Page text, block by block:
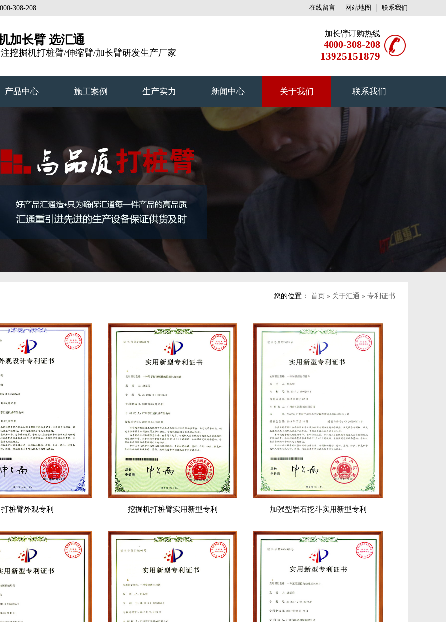
308-208 在线留言 网站地图 联系我们
加长臂 选汇通
挖掘机打桩臂/伸缩臂/加长臂研发生产厂家
加长臂订购热线
4000-308-208
13925151879
产品中心 施工案例 生产实力 新闻中心 关于我们 联系我们
您的位置： 首页 » 关于汇通 » 专利证书
打桩臂外观专利 挖掘机打桩臂实用新型专利 加强型岩石挖斗实用新型专利